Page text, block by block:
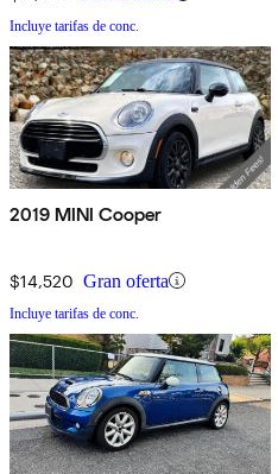
Incluye tarifas de conc.
2019 MINI Cooper
$14,520 Gran oferta
Incluye tarifas de conc.